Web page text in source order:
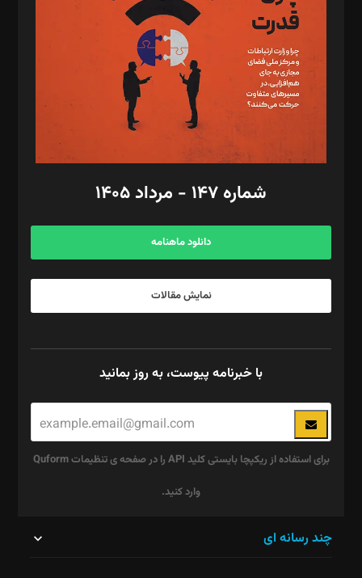
رستمی،مصطفی باستان
ویرایش: نگار استاد‌‌آقا
طراح یونیفرم: مجید توکلی
فیلمبرداری و عکاسی: امیر شفیعی، مانی لطفی زاده
گرافیک و صفحه‌آرایی: سید‌سبحان‌علی ثابت
مد‌یر توسعه تجاری: کامبیز برید‌
امور مالی: شاپور رهبری، محمد‌ کاظمی‌نیا
آگهی و مشترکین: ۰۹۱۹۹۹۹۰۴۵۴
شماره ۱۴۷ - مرداد ۱۴۰۵
دانلود ماهنامه
نمایش مقالات
با خبرنامه پیوست، به روز بمانید
برای استفاده از ریکپچا بایستی کلید API را در صفحه ی تنظیمات Quform
وارد کنید.
چند رسانه ای